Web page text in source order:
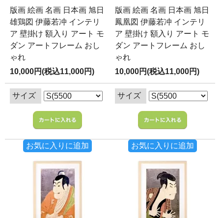
版画 絵画 名画 日本画 旭日
雄鶏図 伊藤若冲 インテリ
ア 壁掛け 額入り アート モ
ダン アートフレーム おし
ゃれ
10,000円(税込11,000円)
サイズ
お気に入りに追加
版画 絵画 名画 日本画 旭日
鳳凰図 伊藤若冲 インテリ
ア 壁掛け 額入り アート モ
ダン アートフレーム おし
ゃれ
10,000円(税込11,000円)
サイズ
お気に入りに追加